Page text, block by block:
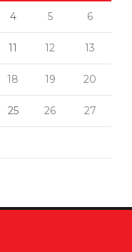
4 5 6
11 12 13
18 19 20
25 26 27